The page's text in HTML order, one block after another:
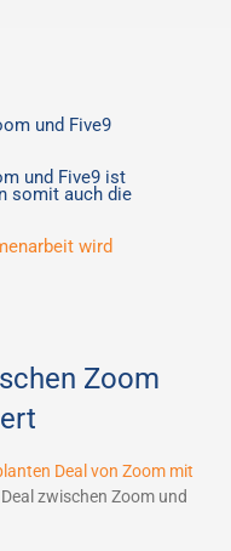
und Five9
und Five9 ist
somit auch die
wird
Zoom
Deal von Zoom mit
zwischen Zoom und